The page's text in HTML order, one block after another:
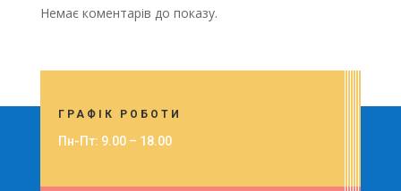
Немає коментарів до показу.
ГРАФІК РОБОТИ
Пн-Пт: 9.00 – 18.00